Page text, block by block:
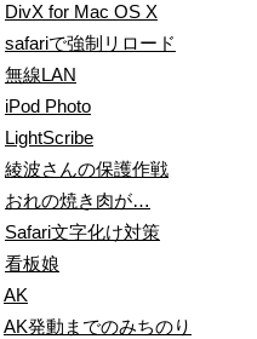
DivX for Mac OS X
safariで強制リロード
無線LAN
iPod Photo
LightScribe
綾波さんの保護作戦
おれの焼き肉が…
Safari文字化け対策
看板娘
AK
AK発動までのみちのり